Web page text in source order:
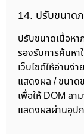
14. ปรับขนาดภ
ปรับขนาดเนื้อหา
รองรับการค้นหา
เว็บไซต์ให้อ่านง่
แสดงผล / ขนาด
เพื่อให้ DOM ส
แสดงผลผ่านอุป